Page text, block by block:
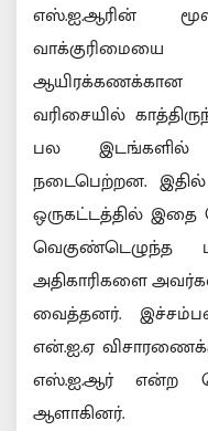
எஸ்.ஐ.ஆரின்
வரிசையில்
பல இடங்களில்
நடைபெற்றன.
ஒருகட்டத்தில் இதை
அதிகாரிகளை
வைத்தனர்.
என்.ஐ.ஏ
எஸ்.ஐ.ஆர் என்ற
ஆளாகினர்.